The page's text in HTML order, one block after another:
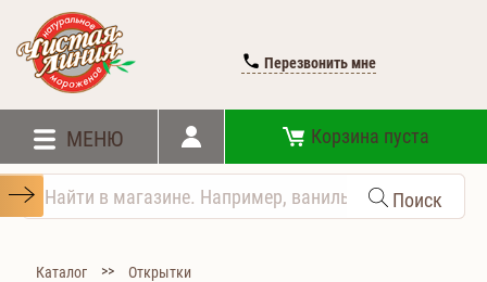
Перезвонить мне
МЕНЮ Корзина пуста
Поиск
Каталог >> Открытки